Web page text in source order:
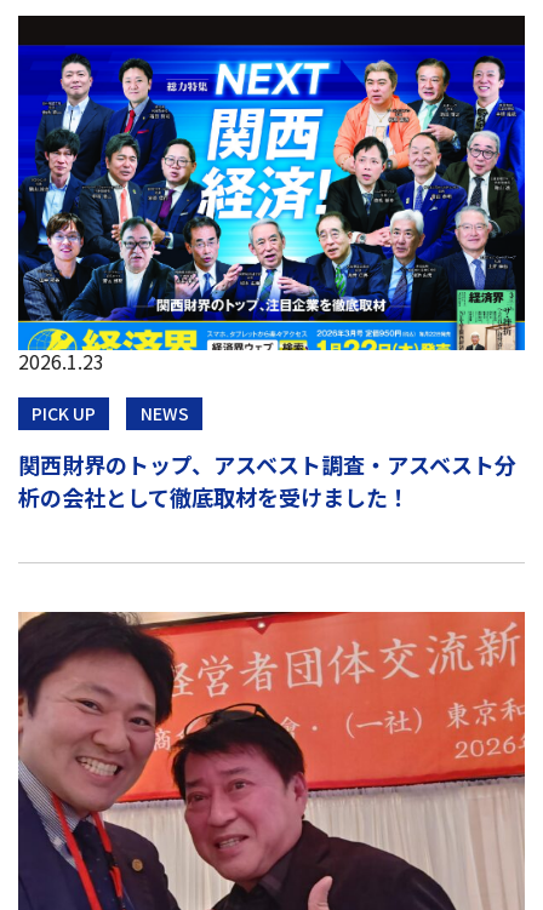
2026.1.23
PICK UP NEWS
関西財界のトップ、アスベスト調査・アスベスト分
析の会社として徹底取材を受けました！